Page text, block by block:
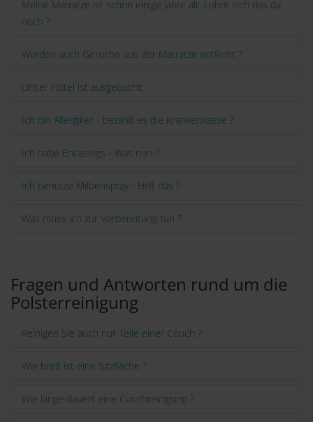
Meine Matratze ist schon einige Jahre alt. Lohnt sich das da
noch ?
Werden auch Gerüche aus der Matratze entfernt ?
Unser Hotel ist ausgebucht.
Ich bin Allergiker - bezahlt es die Krankenkasse ?
Ich habe Encasings - Was nun ?
Ich benutze Milbenspray - Hilft das ?
Was muss ich zur Vorbereitung tun ?
Fragen und Antworten rund um die
Polsterreinigung
Reinigen Sie auch nur Teile einer Couch ?
Wie breit ist eine Sitzfläche ?
Wie lange dauert eine Couchreinigung ?